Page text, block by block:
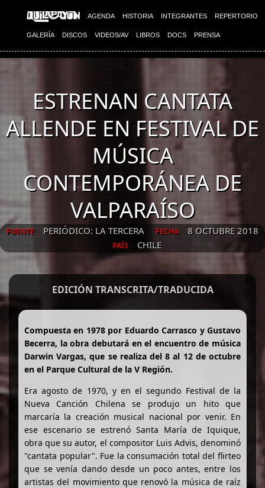
AGENDA HISTORIA INTEGRANTES REPERTORIO
GALERÍA DISCOS VIDEOS/AV LIBROS DOCS PRENSA
ESTRENAN CANTATA
ALLENDE EN FESTIVAL DE
MÚSICA
CONTEMPORÁNEA DE
VALPARAÍSO
FUENTE PERIÓDICO: LA TERCERA FECHA 8 OCTUBRE 2018
PAÍS CHILE
EDICIÓN TRANSCRITA/TRADUCIDA
Compuesta en 1978 por Eduardo Carrasco y Gustavo
Becerra, la obra debutará en el encuentro de música
Darwin Vargas, que se realiza del 8 al 12 de octubre
en el Parque Cultural de la V Región.
Era agosto de 1970, y en el segundo Festival de la
Nueva Canción Chilena se produjo un hito que
marcaría la creación musical nacional por venir. En
ese escenario se estrenó Santa María de Iquique,
obra que su autor, el compositor Luis Advis, denominó
"cantata popular". Fue la consumación total del flirteo
que se venía dando desde un poco antes, entre los
artistas del movimiento que renovó la música de raíz